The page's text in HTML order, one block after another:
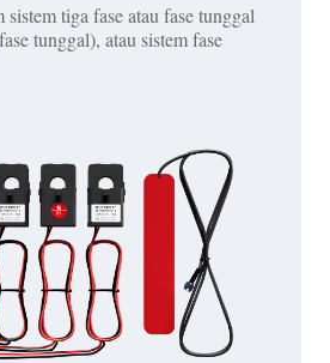
tiga fase atau fase tunggal
tunggal), atau sistem fase